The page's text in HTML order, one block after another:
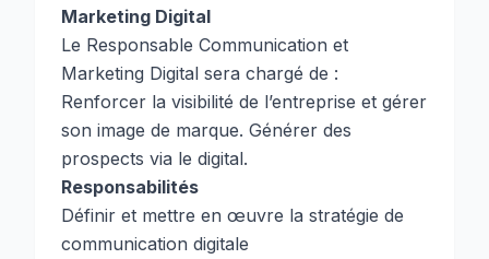
Marketing Digital
Le Responsable Communication et
Marketing Digital sera chargé de :
Renforcer la visibilité de l’entreprise et gérer
son image de marque. Générer des
prospects via le digital.
Responsabilités
Définir et mettre en œuvre la stratégie de
communication digitale